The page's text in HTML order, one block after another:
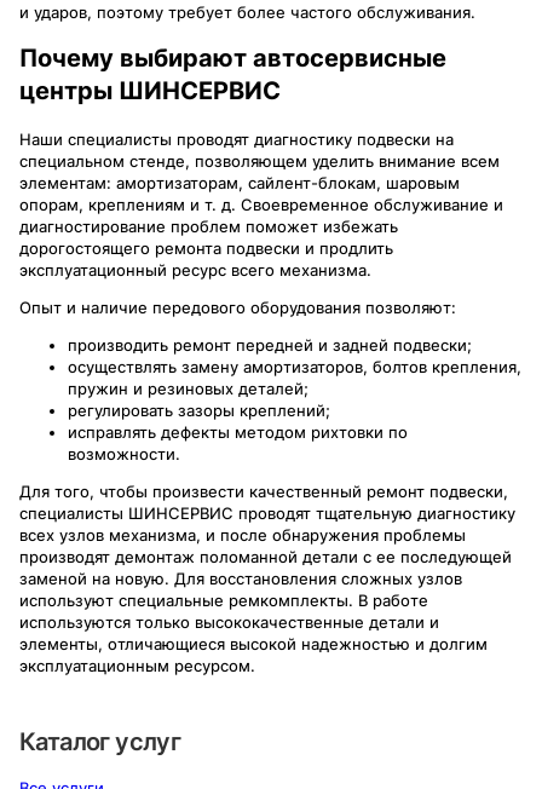
и ударов, поэтому требует более частого обслуживания.
Почему выбирают автосервисные
центры ШИНСЕРВИС
Наши специалисты проводят диагностику подвески на
специальном стенде, позволяющем уделить внимание всем
элементам: амортизаторам, сайлент-блокам, шаровым
опорам, креплениям и т. д. Своевременное обслуживание и
диагностирование проблем поможет избежать
дорогостоящего ремонта подвески и продлить
эксплуатационный ресурс всего механизма.
Опыт и наличие передового оборудования позволяют:
производить ремонт передней и задней подвески;
осуществлять замену амортизаторов, болтов крепления,
пружин и резиновых деталей;
регулировать зазоры креплений;
исправлять дефекты методом рихтовки по
возможности.
Для того, чтобы произвести качественный ремонт подвески,
специалисты ШИНСЕРВИС проводят тщательную диагностику
всех узлов механизма, и после обнаружения проблемы
производят демонтаж поломанной детали с ее последующей
заменой на новую. Для восстановления сложных узлов
используют специальные ремкомплекты. В работе
используются только высококачественные детали и
элементы, отличающиеся высокой надежностью и долгим
эксплуатационным ресурсом.
Каталог услуг